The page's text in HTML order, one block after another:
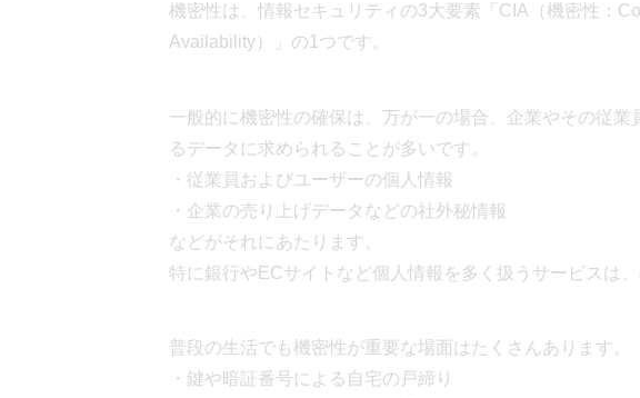
機密性は、情報セキュリティの3大要素「CIA（機密性：
Availability）」の1つです。
一般的に機密性の確保は、万が一の場合、企業やその従
るデータに求められることが多いです。
・従業員およびユーザーの個人情報
・企業の売り上げデータなどの社外秘情報
などがそれにあたります。
特に銀行やECサイトなど個人情報を多く扱うサービスは
普段の生活でも機密性が重要な場面はたくさんあります。
・鍵や暗証番号による自宅の戸締り